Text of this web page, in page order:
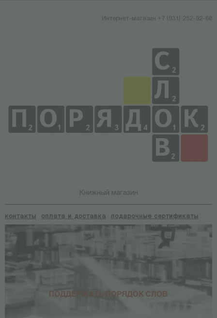
Интернет-магазин +7 (931) 252-92-60
Книжный магазин
контакты оплата и доставка подарочные сертификаты